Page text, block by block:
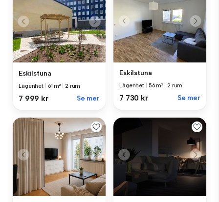
Eskilstuna
Lägenhet 61 m² 2 rum
7 999 kr Se mer
Eskilstuna
Lägenhet 56 m² 2 rum
7 730 kr Se mer